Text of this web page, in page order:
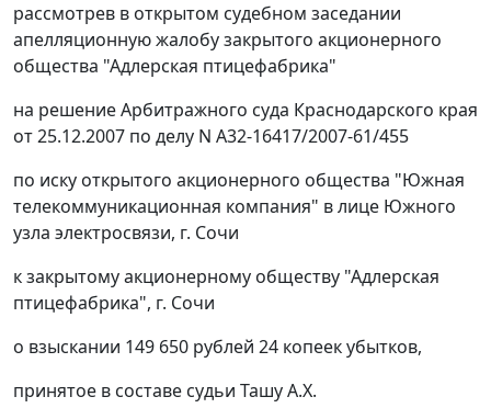
рассмотрев в открытом судебном заседании
апелляционную жалобу закрытого акционерного
общества "Адлерская птицефабрика"
на решение Арбитражного суда Краснодарского края
от 25.12.2007 по делу N А32-16417/2007-61/455
по иску открытого акционерного общества "Южная
телекоммуникационная компания" в лице Южного
узла электросвязи, г. Сочи
к закрытому акционерному обществу "Адлерская
птицефабрика", г. Сочи
о взыскании 149 650 рублей 24 копеек убытков,
принятое в составе судьи Ташу А.Х.